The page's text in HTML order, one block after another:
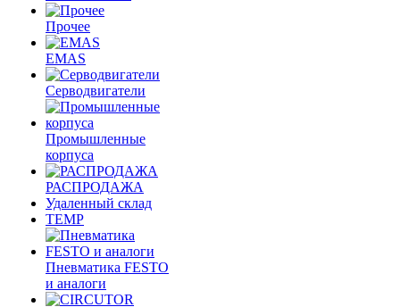
Прочее
EMAS
Cерводвигатели
Промышленные
корпуса
РАСПРОДАЖА
Удаленный склад
TEMP
Пневматика FESTO
и аналоги